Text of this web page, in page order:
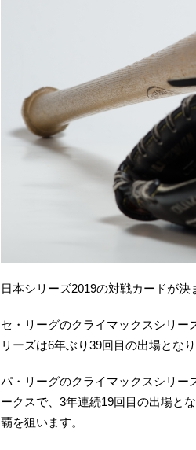
日本シリーズ2019の対戦カードが決
セ・リーグのクライマックスシリー
リーズは6年ぶり39回目の出場とな
パ・リーグのクライマックスシリー
ークスで、3年連続19回目の出場と
覇を狙います。